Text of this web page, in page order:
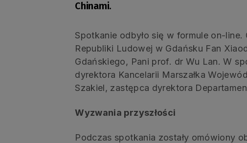
Chinami.
Spotkanie odbyło się w formule on-
Republiki Ludowej w Gdańsku Fan
Gdańskiego, Pani prof. dr Wu Lan. W
dyrektora Kancelarii Marszałka
Szakiel, zastępca dyrektora
Wyzwania przyszłości
Podczas spotkania zostały omówiony